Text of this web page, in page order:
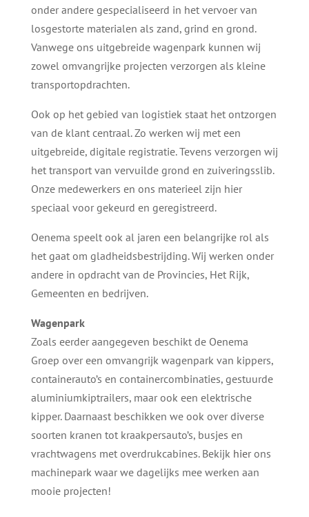
onder andere gespecialiseerd in het vervoer van
losgestorte materialen als zand, grind en grond.
Vanwege ons uitgebreide wagenpark kunnen wij
zowel omvangrijke projecten verzorgen als kleine
transportopdrachten.
Ook op het gebied van logistiek staat het ontzorgen
van de klant centraal. Zo werken wij met een
uitgebreide, digitale registratie. Tevens verzorgen wij
het transport van vervuilde grond en zuiveringsslib.
Onze medewerkers en ons materieel zijn hier
speciaal voor gekeurd en geregistreerd.
Oenema speelt ook al jaren een belangrijke rol als
het gaat om gladheidsbestrijding. Wij werken onder
andere in opdracht van de Provincies, Het Rijk,
Gemeenten en bedrijven.
Wagenpark
Zoals eerder aangegeven beschikt de Oenema
Groep over een omvangrijk wagenpark van kippers,
containerauto’s en containercombinaties, gestuurde
aluminiumkiptrailers, maar ook een elektrische
kipper. Daarnaast beschikken we ook over diverse
soorten kranen tot kraakpersauto’s, busjes en
vrachtwagens met overdrukcabines. Bekijk hierons
machinepark waar we dagelijks mee werken aan
mooie projecten!